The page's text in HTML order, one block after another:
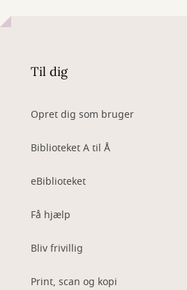
Til dig
Opret dig som bruger
Biblioteket A til Å
eBiblioteket
Få hjælp
Bliv frivillig
Print, scan og kopi